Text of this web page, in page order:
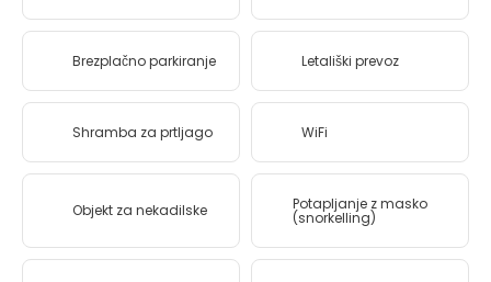
Brezplačno parkiranje Letališki prevoz
Shramba za prtljago WiFi
Objekt za nekadilske Potapljanje z masko
(snorkelling)